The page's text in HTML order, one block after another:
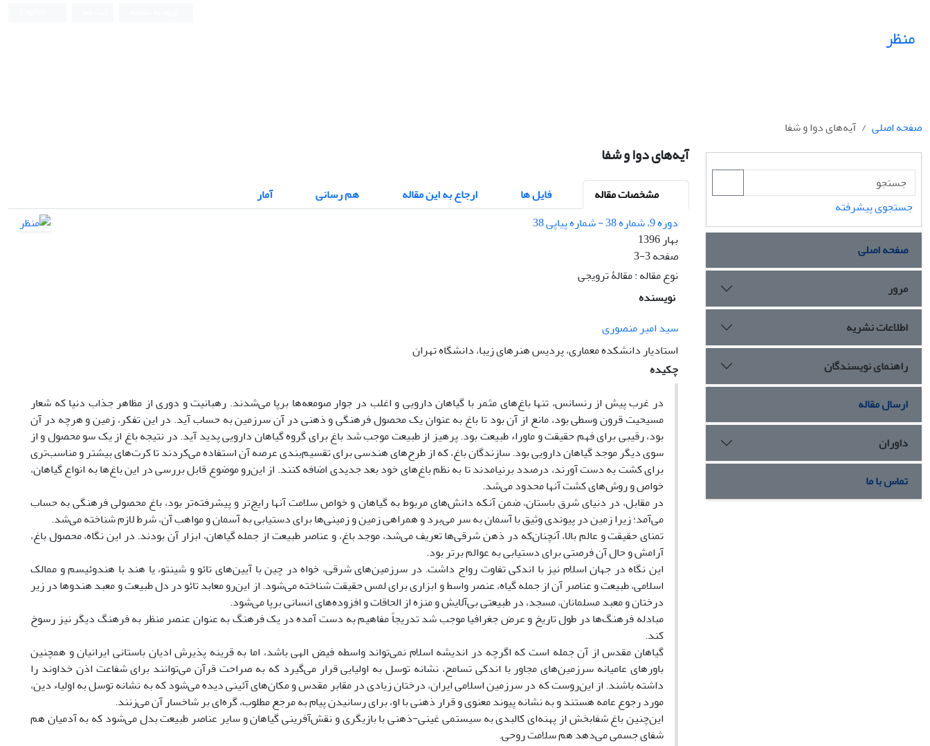
منظر
صفحه اصلی آیه‌های دوا و شفا
آیه‌های دوا و شفا
مشخصات مقاله فایل ها ارجاع به این مقاله هم رسانی
آمار
دوره 9، شماره 38 - شماره پیاپی 38
بهار 1396
صفحه3-3
نوع مقاله : مقالۀ ترویجی
نویسنده
سید امیر منصوری
استادیار دانشکده معماری، پردیس هنرهای زیبا، دانشگاه تهران
چکیده
در غرب پیش از رنسانس، تنها باغ‌های مثمر با گیاهان دارویی و اغلب در جوار صومعه‌ها برپا می‌شدند. رهبانیت و دوری از مظاهر جذاب دنیا که شعار
مسیحیت قرون وسطی بود، مانع از آن بود تا باغ به عنوان یک محصول فرهنگی و ذهنی در آن سرزمین به حساب آید. در این تفکر، زمین و هرچه در آن
بود، رقیبی برای فهم حقیقت و ماوراء طبیعت بود. پرهیز از طبیعت موجب شد باغ برای گروه گیاهان دارویی پدید آید. در نتیجه باغ از یک سو محصول و از
سوی دیگر موجد گیاهان دارویی بود. سازندگان باغ، که از طرح‌های هندسی برای تقسیم‌بندی عرصه آن استفاده می‌کردند تا کرت‌های بیشتر و مناسب‌تری
برای کشت به دست آورند، درصدد برنیامدند تا به نظم باغ‌های خود بعد جدیدی اضافه کنند. از این‌رو موضوع قابل بررسی در این باغ‌ها به انواع گیاهان،
خواص و روش‌های کشت آنها محدود می‌شد.
در مقابل، در دنیای شرق باستان، ضمن آنکه دانش‌های مربوط به گیاهان و خواص سلامت آنها رایج‌تر و پیشرفته‌تر بود، باغ محصولی فرهنگی به حساب
می‌آمد؛ زیرا زمین در پیوندی وثیق با آسمان به سر می‌برد و همراهی زمین و زمینی‌ها برای دستیابی به آسمان و مواهب آن، شرط لازم شناخته می‌شد.
تمنای حقیقت و عالم بالا، آنچنان‌که در ذهن شرقی‌ها تعریف می‌شد، موجد باغ، و عناصر طبیعت از جمله گیاهان، ابزار آن بودند. در این نگاه، محصول باغ،
آرامش و حال آن فرصتی برای دستیابی به عوالم برتر بود.
این نگاه در جهان اسلام نیز با اندکی تفاوت رواج داشت. در سرزمین‌های شرقی، خواه در چین با آیین‌های تائو و شینتو، یا هند با هندوئیسم و ممالک
اسلامی، طبیعت و عناصر آن از جمله گیاه، عنصر واسط و ابزاری برای لمس حقیقت شناخته می‌شود. از این‌رو معابد تائو در دل طبیعت و معبد هندوها در زیر
درختان و معبد مسلمانان، مسجد، در طبیعتی بی‌آلایش و منزه از الحاقات و افزوده‌های انسانی برپا می‌شود.
مبادله فرهنگ‌ها در طول تاریخ و عرض جغرافیا موجب شد تدریجاً مفاهیم به دست آمده در یک فرهنگ به عنوان عنصر منظر به فرهنگ دیگر نیز رسوخ
کند.
گیاهان مقدس از آن جمله است که اگرچه در اندیشه اسلام نمی‌تواند واسطه فیض الهی باشد، اما به قرینه پذیرش ادیان باستانی ایرانیان و همچنین
باورهای عامیانه سرزمین‌های مجاور با اندکی تسامح، نشانه توسل به اولیایی قرار می‌گیرد که به صراحت قرآن می‌توانند برای شفاعت اذن خداوند را
داشته باشند. از این‌روست که در سرزمین اسلامی ایران، درختان زیادی در مقابر مقدس و مکان‌های آئینی دیده می‌شود که به نشانه توسل به اولیاء دین،
مورد رجوع عامه هستند و به نشانه پیوند معنوی و قرار ذهنی با او، برای رسانیدن پیام به مرجع مطلوب، گره‌ای بر شاخسار آن می‌زنند.
این‌چنین باغ‌ شفابخش از پهنه‌ای کالبدی به سیستمی غینی-ذهنی با بازیگری و نقش‌آفرینی گیاهان و سایر عناصر طبیعت بدل می‌شود که به آدمیان هم
شفای جسمی می‌دهد هم سلامت روحی.
جستجوی پیشرفته
صفحه اصلی
مرور
اطلاعات نشریه
راهنمای نویسندگان
ارسال مقاله
داوران
تماس با ما